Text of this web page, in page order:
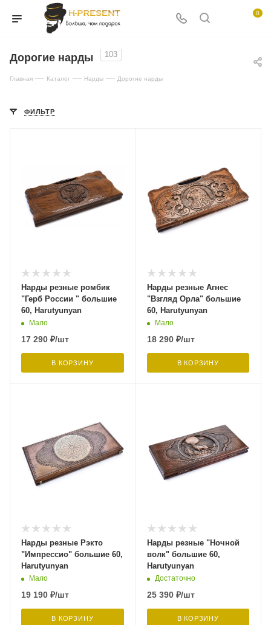
0
Дорогие нарды 103
Главная — Каталог — Нарды — Дорогие нарды
ФИЛЬТР
Нарды резные ромбик
"Герб России " большие
60, Harutyunyan
Мало
17 290 ₽/шт
В КОРЗИНУ
Нарды резные Агнес
"Взгляд Орла" большие
60, Harutyunyan
Мало
18 290₽/шт
В КОРЗИНУ
Нарды резные Рэкто
"Импрессио" большие 60,
Harutyunyan
Мало
19 190 ₽/шт
В КОРЗИНУ
Нарды резные "Ночной
волк" большие 60,
Harutyunyan
Достаточно
25 390₽/шт
В КОРЗИНУ